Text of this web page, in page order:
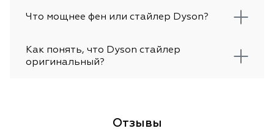
Что мощнее фен или стайлер Dyson?
Как понять, что Dyson стайлер
оригинальный?
Отзывы